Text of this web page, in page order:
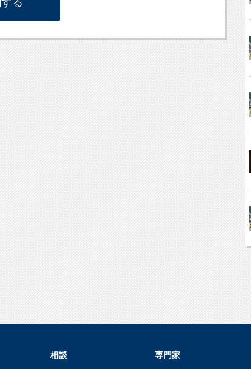
する
相談 専門家